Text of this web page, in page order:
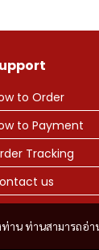
น ท่านสามารถอ่า
to Order
to Payment
Tracking
us